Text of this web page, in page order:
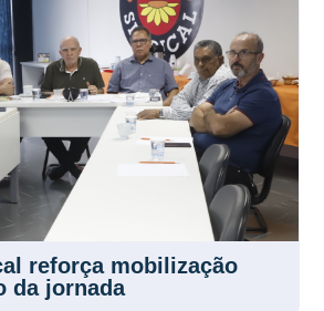
reforça mobilização
da jornada